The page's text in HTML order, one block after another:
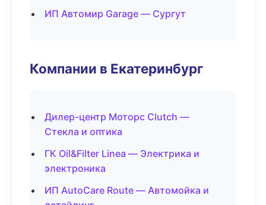
ИП Автомир Garage — Сургут
Компании в Екатеринбург
Дилер-центр Моторс Clutch —
Стекла и оптика
ГК Oil&Filter Linea — Электрика и
электроника
ИП AutoCare Route — Автомойка и